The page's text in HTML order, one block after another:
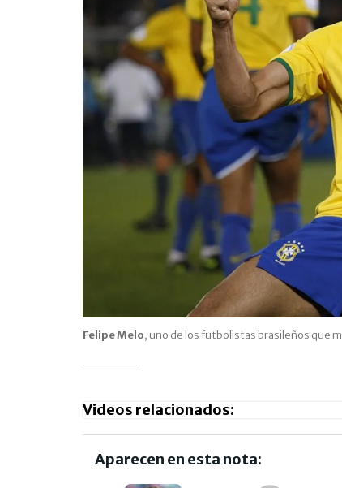
Felipe Melo, uno de los futbolistas brasileños que
Videos relacionados:
Aparecen en esta nota: